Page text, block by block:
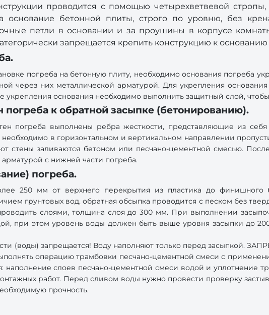
проводится с помощью четырехветвевой
основание бетонной плиты, строго по уровню, без
петли в основании и за проушины в корпусе
запрещается крепить конструкцию к
погреба на бетонную плиту, необходимо основания погреба
через них металлической арматурой. Для укрепления
укрепления основания необходимо выполнить защитный слой,
погреба к обратной засыпке (бетонированию).
погреба выполнены ребра жесткости, представляющие из
необходимо в горизонтальном и вертикальном направлении
стены заливаются бетоном или песчано-цементной смесью.
с нижней части погреба.
погреба.
250 мм от верхнего перекрытия из пластика до финишного
грунтовых вод, обратная обсыпка проводится с песком без
слоями, толщина слоя до 300 мм. При выполнении
при этом уровень воды должен быть выше уровня засыпки до
(воды) запрещается! Воду наполняют только перед засыпкой.
операцию трамбовки песчано-цементной смеси с
наполнение слоев песчано-цементной смеси водой и
работ. Перед сливом воды нужно провести проверку
прочность.